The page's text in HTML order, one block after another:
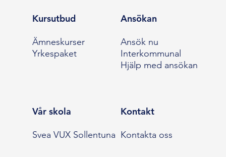
Kursutbud
Ämneskurser
Yrkespaket
Ansökan
Ansök nu
Interkommunal
Hjälp med ansökan
Vår skola
Svea VUX Sollentuna
Kontakt
Kontakta oss